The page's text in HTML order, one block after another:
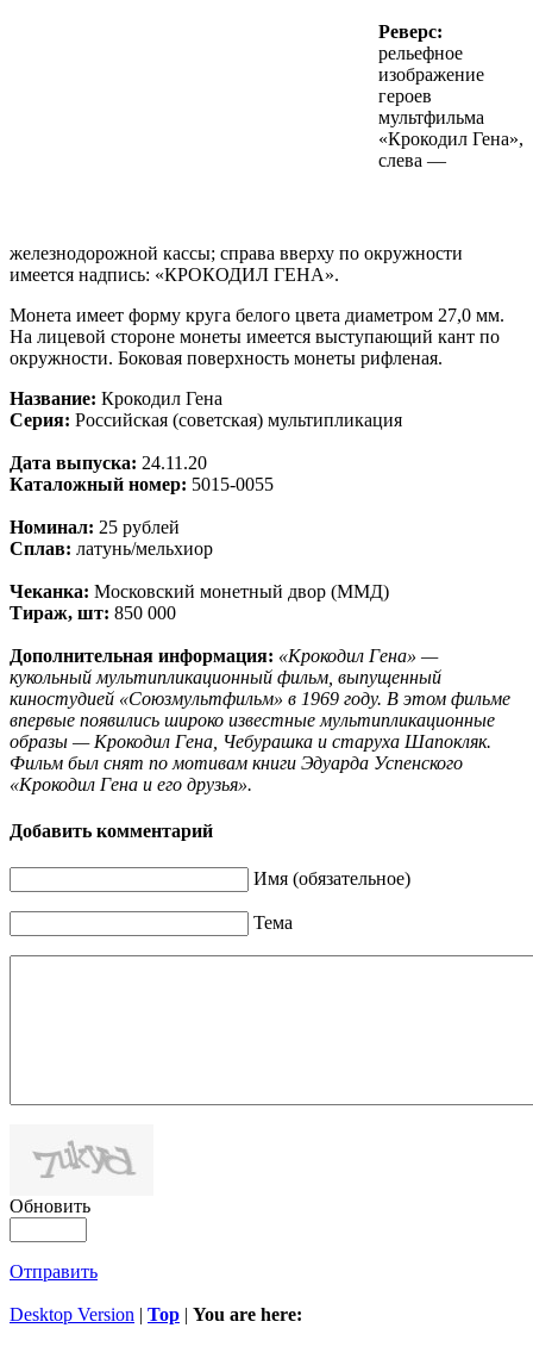
Реверс:
рельефное
изображение
героев
мультфильма
«Крокодил Гена»,
слева —
железнодорожной кассы; справа вверху по окружности
имеется надпись: «КРОКОДИЛ ГЕНА».
Монета имеет форму круга белого цвета диаметром 27,0 мм.
На лицевой стороне монеты имеется выступающий кант по
окружности. Боковая поверхность монеты рифленая.
Название: Крокодил Гена
Серия: Российская (советская) мультипликация
Дата выпуска: 24.11.20
Каталожный номер: 5015-0055
Номинал: 25 рублей
Сплав: латунь/мельхиор
Чеканка: Московский монетный двор (ММД)
Тираж, шт: 850 000
Дополнительная информация: «Крокодил Гена» —
кукольный мультипликационный фильм, выпущенный
киностудией «Союзмультфильм» в 1969 году. В этом фильме
впервые появились широко известные мультипликационные
образы — Крокодил Гена, Чебурашка и старуха Шапокляк.
Фильм был снят по мотивам книги Эдуарда Успенского
«Крокодил Гена и его друзья».
Добавить комментарий
Имя (обязательное)
Тема
Обновить
Отправить
Desktop Version | Top | You are here: